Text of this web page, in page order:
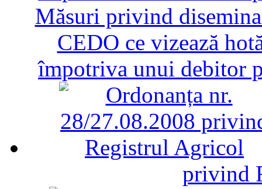
Măsuri privind
CEDO ce vizează
împotriva unui debitor
privind